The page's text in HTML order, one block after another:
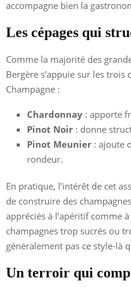
accompagne bien la
Les cépages qui
Comme la majorité des
Bergère s’appuie sur les trois
Champagne :
Chardonnay : apporte
Pinot Noir : donne
Pinot Meunier : ajoute
rondeur.
En pratique, l’intérêt de cet
de construire des
appréciés à l’apéritif comme
champagnes trop sucrés ou
généralement pas ce style-là
Un terroir qui